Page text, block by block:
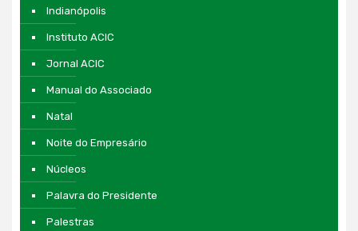
Indianópolis
Instituto ACIC
Jornal ACIC
Manual do Associado
Natal
Noite do Empresário
Núcleos
Palavra do Presidente
Palestras